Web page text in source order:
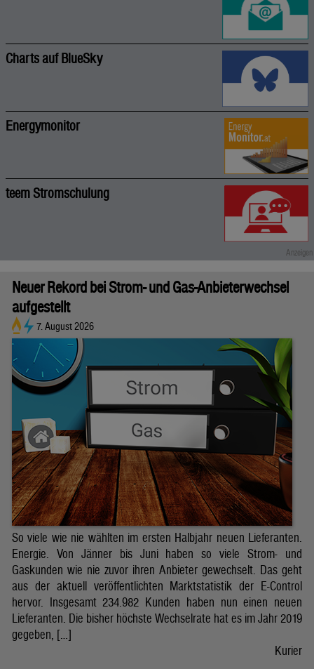
Charts auf BlueSky
Energymonitor
teem Stromschulung
Neuer Rekord bei Strom- und Gas-Anbieterwechsel
aufgestellt
7. August 2026
So viele wie nie wählten im ersten Halbjahr neuen Lieferanten.
Energie. Von Jänner bis Juni haben so viele Strom- und
Gaskunden wie nie zuvor ihren Anbieter gewechselt. Das geht
aus der aktuell veröffentlichten Marktstatistik der E-Control
hervor. Insgesamt 234.982 Kunden haben nun einen neuen
Lieferanten. Die bisher höchste Wechselrate hat es im Jahr 2019
gegeben, […]
Kurier